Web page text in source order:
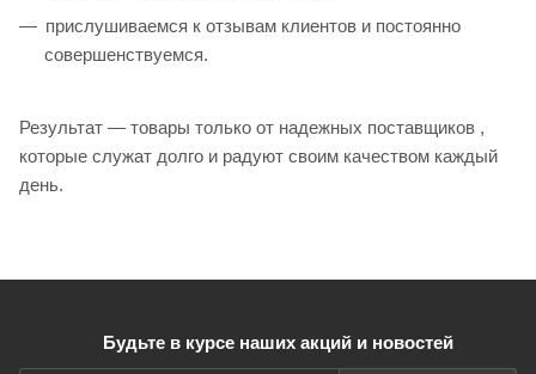
прислушиваемся к отзывам клиентов и постоянно
совершенствуемся.
Результат — товары только от надежных поставщиков ,
которые служат долго и радуют своим качеством каждый
день.
Будьте в курсе наших акций и новостей